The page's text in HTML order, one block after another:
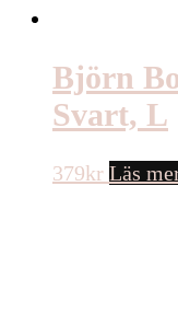
Björn
Svart, L
379kr Läs